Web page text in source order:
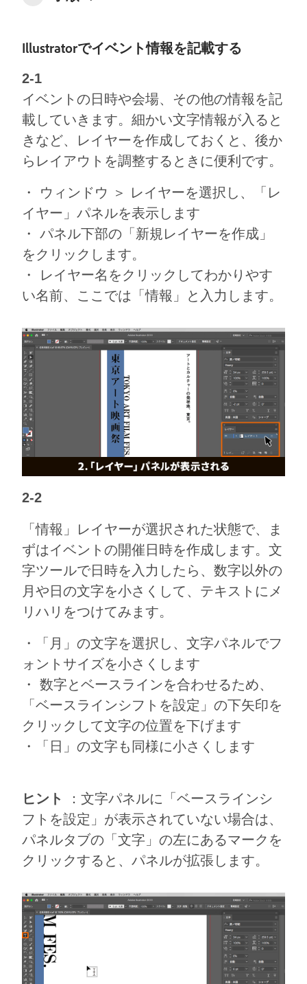
Illustratorでイベント情報を記載する
2-1
イベントの日時や会場、その他の情報を記
載していきます。細かい文字情報が入ると
きなど、レイヤーを作成しておくと、後か
らレイアウトを調整するときに便利です。
・ ウィンドウ ＞ レイヤーを選択し、「レ
イヤー」パネルを表示します
・ パネル下部の「新規レイヤーを作成」
をクリックします。
・ レイヤー名をクリックしてわかりやす
い名前、ここでは「情報」と入力します。
2-2
「情報」レイヤーが選択された状態で、ま
ずはイベントの開催日時を作成します。文
字ツールで日時を入力したら、数字以外の
月や日の文字を小さくして、テキストにメ
リハリをつけてみます。
・「月」の文字を選択し、文字パネルでフ
ォントサイズを小さくします
・ 数字とベースラインを合わせるため、
「ベースラインシフトを設定」の下矢印を
クリックして文字の位置を下げます
・「日」の文字も同様に小さくします
ヒント
：文字パネルに「ベースラインシ
フトを設定」が表示されていない場合は、
パネルタブの「文字」の左にあるマークを
クリックすると、パネルが拡張します。